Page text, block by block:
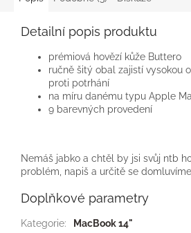
Detailní popis produktu
prémiová hovězí kůže Buttero
ručně šitý obal zajistí vysokou
proti potrhání
na míru danému typu Apple
9 barevných provedení
Nemáš jabko a chtěl by jsi svůj ntb
problém, napiš a určitě se
Doplňkové parametry
Kategorie:
MacBook 14"